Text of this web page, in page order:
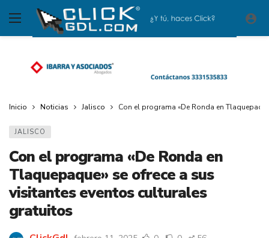
Inicio Noticias Jalisco Con el programa «De Ronda en
JALISCO
Con el programa «De Ronda en
Tlaquepaque» se ofrece a sus
visitantes eventos culturales
gratuitos